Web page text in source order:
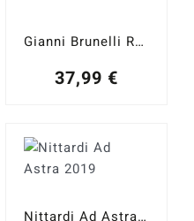
Gianni Brunelli Rosso di Montalcino 2022
37,99 €
Nittardi Ad Astra 2019